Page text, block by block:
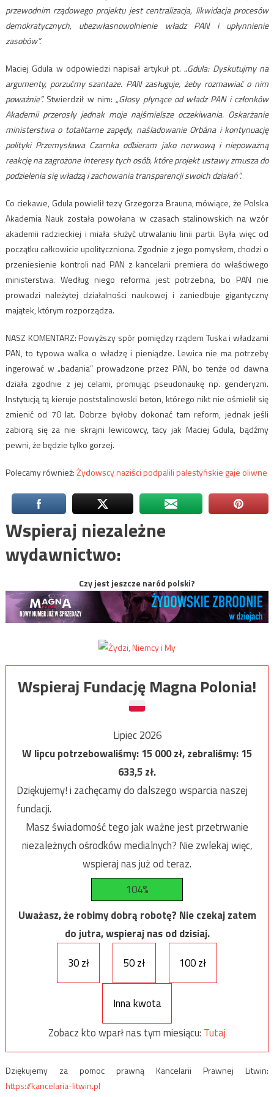
przewodnim rządowego projektu jest centralizacja, likwidacja procesów
demokratycznych, ubezwłasnowolnienie władz PAN i upłynnienie
zasobów”.
Maciej Gdula w odpowiedzi napisał artykuł pt. „Gdula: Dyskutujmy na
argumenty, porzućmy szantaże. PAN zasługuje, żeby rozmawiać o nim
poważnie”.Stwierdził w nim: „Głosy płynące od władz PAN i członków
Akademii przerosły jednak moje najśmielsze oczekiwania. Oskarżanie
ministerstwa o totalitarne zapędy, naśladowanie Orbána i kontynuację
polityki Przemysława Czarnka odbieram jako nerwową i niepoważną
reakcję na zagrożone interesy tych osób, które projekt ustawy zmusza do
podzielenia się władzą i zachowania transparencji swoich działań”.
Co ciekawe, Gdula powielił tezy Grzegorza Brauna, mówiące, że Polska
Akademia Nauk została powołana w czasach stalinowskich na wzór
akademii radzieckiej i miała służyć utrwalaniu linii partii. Była więc od
początku całkowicie upolityczniona. Zgodnie z jego pomysłem, chodzi o
przeniesienie kontroli nad PAN z kancelarii premiera do właściwego
ministerstwa. Według niego reforma jest potrzebna, bo PAN nie
prowadzi należytej działalności naukowej i zaniedbuje gigantyczny
majątek, którym rozporządza.
NASZ KOMENTARZ: Powyższy spór pomiędzy rządem Tuska i władzami
PAN, to typowa walka o władzę i pieniądze. Lewica nie ma potrzeby
ingerować w „badania” prowadzone przez PAN, bo tenże od dawna
działa zgodnie z jej celami, promując pseudonaukę np. genderyzm.
Instytucją tą kieruje poststalinowski beton, którego nikt nie ośmielił się
zmienić od 70 lat. Dobrze byłoby dokonać tam reform, jednak jeśli
zabiorą się za nie skrajni lewicowcy, tacy jak Maciej Gdula, bądźmy
pewni, że będzie tylko gorzej.
Polecamy również:Żydowscy naziści podpalili palestyńskie gaje oliwne
Wspieraj niezależne
wydawnictwo:
Czy jest jeszcze naród polski?
Wspieraj Fundację Magna Polonia!
Lipiec 2026
W lipcu potrzebowaliśmy:15 000zł, zebraliśmy:15
633,5zł.
Dziękujemy! i zachęcamy do dalszego wsparcia naszej
fundacji.
Masz świadomość tego jak ważne jest przetrwanie
niezależnych ośrodków medialnych? Nie zwlekaj więc,
wspieraj nas już od teraz.
104%
Uważasz, że robimy dobrą robotę? Nie czekaj zatem
do jutra, wspieraj nas od dzisiaj.
30 zł
50 zł 100 zł
Inna kwota
Zobacz kto wparł nas tym miesiącu: Tutaj
Dziękujemy za pomoc prawną Kancelarii Prawnej Litwin:
https://kancelaria-litwin.pl